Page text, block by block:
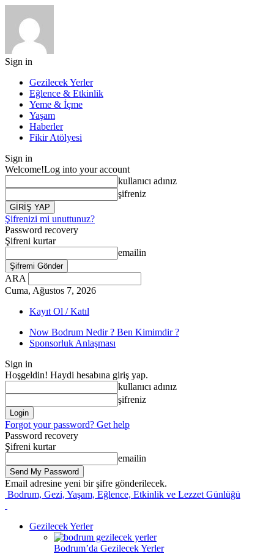
Sign in
Gezilecek Yerler
Eğlence & Etkinlik
Yeme & İçme
Yaşam
Haberler
Fikir Atölyesi
Sign in
Welcome!Log into your account
kullanıcı adınız
şifreniz
Şifrenizi mi unuttunuz?
Password recovery
Şifreni kurtar
emailin
ARA
Cuma, Ağustos 7, 2026
Kayıt Ol / Katıl
Now Bodrum Nedir ? Ben Kimimdir ?
Sponsorluk Anlaşması
Sign in
Hoşgeldin! Haydi hesabına giriş yap.
kullanıcı adınız
şifreniz
Forgot your password? Get help
Password recovery
Şifreni kurtar
emailin
Email adresine yeni bir şifre gönderilecek.
Bodrum, Gezi, Yaşam, Eğlence, Etkinlik ve Lezzet Günlüğü
Gezilecek Yerler
Bodrum’da Gezilecek Yerler